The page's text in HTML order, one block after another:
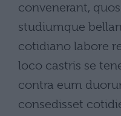
convenerant,
studiumque
cotidiano labore
loco castris se
contra eum
consedisset